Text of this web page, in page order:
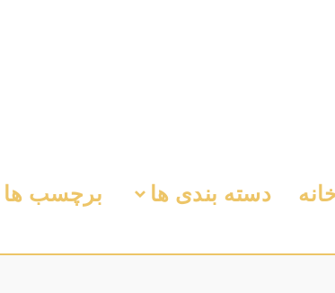
دسته بندی ها برچسب ها